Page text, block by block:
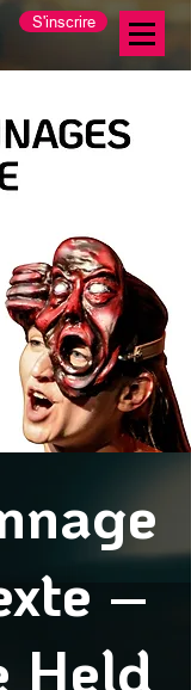
S'inscrire
–
Held